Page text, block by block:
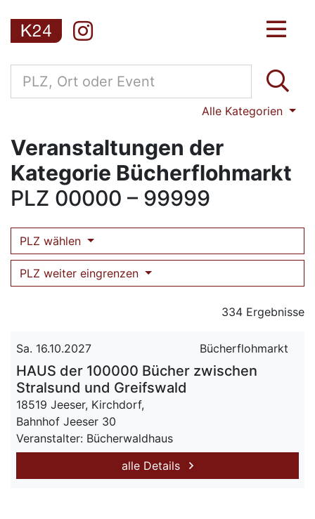
Alle Kategorien
Veranstaltungen der
Kategorie Bücherflohmarkt
PLZ 00000 – 99999
PLZ wählen
PLZ weiter eingrenzen
334 Ergebnisse
Sa. 16.10.2027 Bücherflohmarkt
HAUS der 100000 Bücher zwischen
Stralsund und Greifswald
18519 Jeeser, Kirchdorf,
Bahnhof Jeeser 30
Veranstalter: Bücherwaldhaus
alle Details